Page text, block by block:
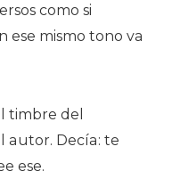
como si
ese mismo tono va
timbre del
autor. Decía: te
ese.